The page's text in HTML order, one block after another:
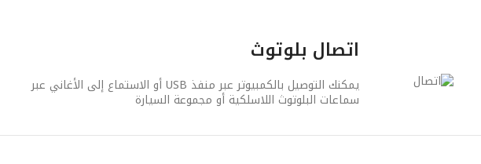
اتصال بلوتوث
يمكنك التوصيل بالكمبيوتر عبر منفذ USB أو الاستماع إلى الأغاني عبر
سماعات البلوتوث اللاسلكية أو مجموعة السيارة